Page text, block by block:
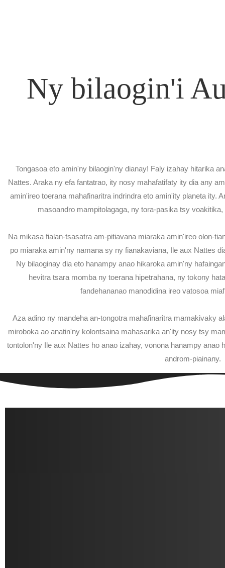
Ny bilaogin'i
Tongasoa eto amin'ny bilaogin'ny dianay! Faly izahay hitarika
Nattes. Araka ny efa fantatrao, ity nosy mahafatifaty ity dia any
amin'ireo toerana mahafinaritra indrindra eto amin'ity planeta ity.
masoandro mampitolagaga, ny tora-pasika tsy
Na mikasa fialan-tsasatra am-pitiavana miaraka amin'ireo olon-
po miaraka amin'ny namana sy ny fianakaviana, Ile aux Nattes
Ny bilaoginay dia eto hanampy anao hikaroka amin'ny
hevitra tsara momba ny toerana hipetrahana, ny tokony
fandehananao manodidina ireo vatosoa
Aza adino ny mandeha an-tongotra mahafinaritra mamakivaky
miroboka ao anatin'ny kolontsaina mahasarika an'ity nosy tsy
tontolon'ny Ile aux Nattes ho anao izahay, vonona hanampy anao
androm-piainany.